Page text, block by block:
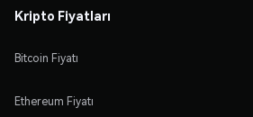
Kripto Fiyatları
Bitcoin Fiyatı
Ethereum Fiyatı